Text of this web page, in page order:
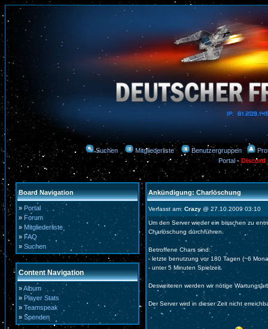
Suchen Mitgliederliste Benutzergruppen
Portal-Discord
Board Navigation
» Portal
» Forum
» Mitgliederliste
» FAQ
» Suchen
Content Navigation
»Album
» Player Stats
» Teamspeak
» Spenden
Ankündigung: Charlöschung
Verfasst am: Crazy @ 27.10.2009 03:10
Um den Server wieder ein bisschen zu
Charlöschung durchführen.
Betroffene Chars sind:
- letzte benutzung vor 180 Tagen (~6
- unter 5 Minuten Spielzeit
Desweiteren werden wir nötige
Der Server wird in dieser Zeit nicht